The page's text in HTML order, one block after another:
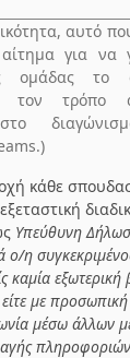
αυτό
για να
ομάδας
τον τρόπο
κάθε
Υπεύθυνη
ο/η
καμία
με προσωπική
μέσω άλλων